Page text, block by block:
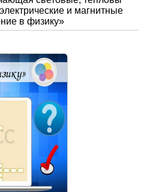
и магнитные
в физику»